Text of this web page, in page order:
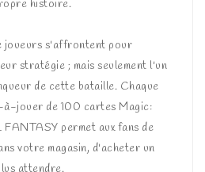
histoire.
joueurs s'affrontent pour
stratégie ; mais seulement l'un
de cette bataille. Chaque
à-jouer de 100 cartes Magic:
permet aux fans de
votre magasin, d'acheter un